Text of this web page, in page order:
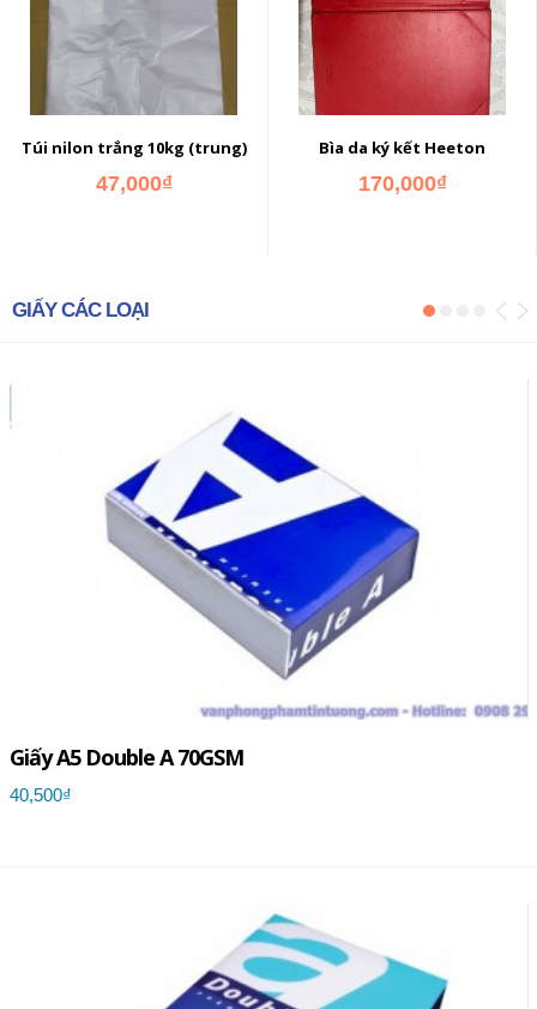
Túi nilon trắng 10kg (trung)
47,000₫
ADD TO CART
Bìa da ký kết Heeton
170,000₫
ADD TO CART
GIẤY CÁC LOẠI
Giấy A5 Double A 70GSM
40,500₫